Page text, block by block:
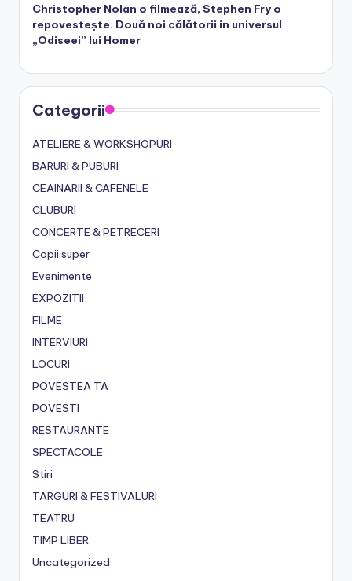
Christopher Nolan o filmează, Stephen Fry o
repovestește. Două noi călătorii in universul
„Odiseei” lui Homer
Categorii
ATELIERE & WORKSHOPURI
BARURI & PUBURI
CEAINARII & CAFENELE
CLUBURI
CONCERTE & PETRECERI
Copii super
Evenimente
EXPOZITII
FILME
INTERVIURI
LOCURI
POVESTEA TA
POVESTI
RESTAURANTE
SPECTACOLE
Stiri
TARGURI & FESTIVALURI
TEATRU
TIMP LIBER
Uncategorized